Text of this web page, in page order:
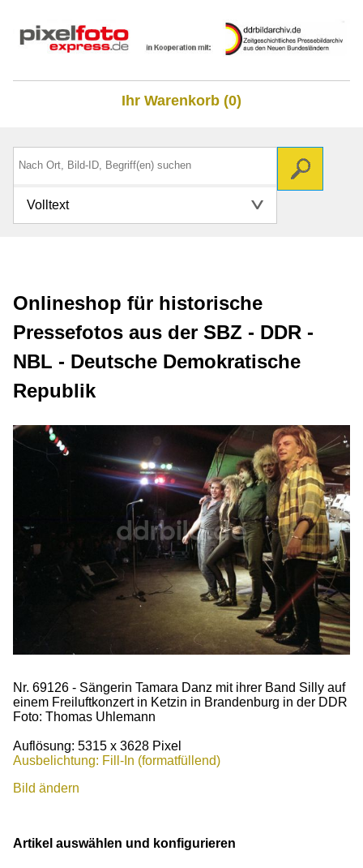
Ihr Warenkorb (0)
Volltext
Onlineshop für historische
Pressefotos aus der SBZ - DDR -
NBL - Deutsche Demokratische
Republik
Nr. 69126 - Sängerin Tamara Danz mit ihrer Band Silly auf
einem Freiluftkonzert in Ketzin in Brandenburg in der DDR
Foto: Thomas Uhlemann
Auflösung: 5315 x 3628 Pixel
Ausbelichtung: Fill-In (formatfüllend)
Bild ändern
Artikel auswählen und konfigurieren